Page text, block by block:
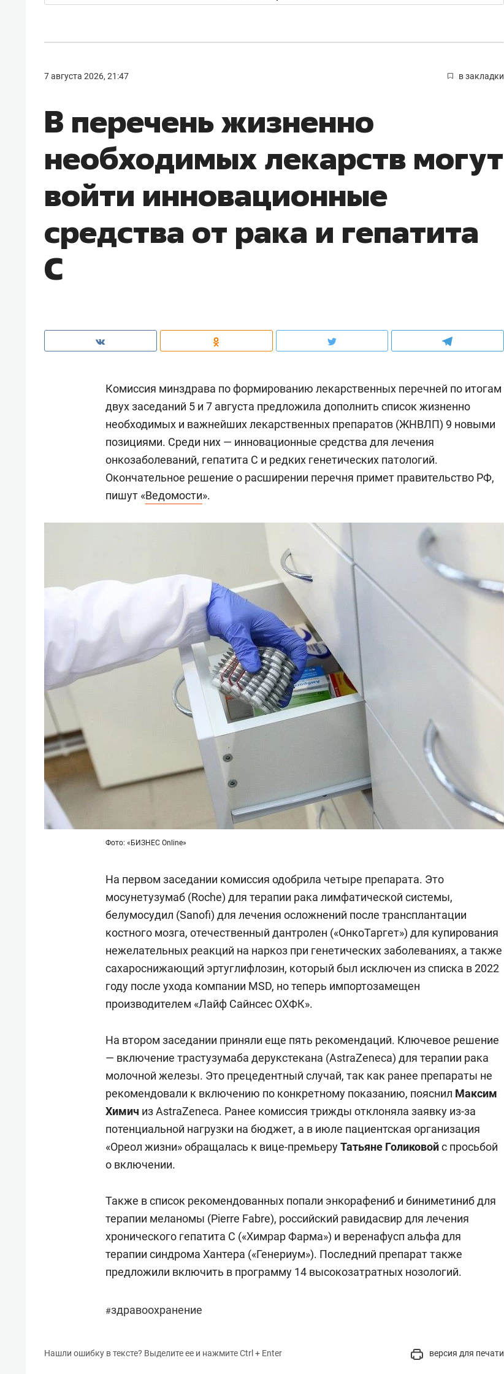
7 августа 2026, 21:47 в закладки
В перечень жизненно
необходимых лекарств могут
войти инновационные
средства от рака и гепатита
С
Комиссия минздрава по формированию лекарственных перечней по итогам
двух заседаний 5 и 7 августа предложила дополнить список жизненно
необходимых и важнейших лекарственных препаратов (ЖНВЛП) 9 новыми
позициями. Среди них — инновационные средства для лечения
онкозаболеваний, гепатита С и редких генетических патологий.
Окончательное решение о расширении перечня примет правительство РФ,
пишут «Ведомости».
Фото: «БИЗНЕС Online»
На первом заседании комиссия одобрила четыре препарата. Это
мосунетузумаб (Roche) для терапии рака лимфатической системы,
белумосудил (Sanofi) для лечения осложнений после трансплантации
костного мозга, отечественный дантролен («ОнкоТаргет») для купирования
нежелательных реакций на наркоз при генетических заболеваниях, а также
сахароснижающий эртуглифлозин, который был исключен из списка в 2022
году после ухода компании MSD, но теперь импортозамещен
производителем «Лайф Сайнсес ОХФК».
На втором заседании приняли еще пять рекомендаций. Ключевое решение
— включение трастузумаба дерукстекана (AstraZeneca) для терапии рака
молочной железы. Это прецедентный случай, так как ранее препараты не
рекомендовали к включению по конкретному показанию, пояснил Максим
Химич из AstraZeneca. Ранее комиссия трижды отклоняла заявку из-за
потенциальной нагрузки на бюджет, а в июле пациентская организация
«Ореол жизни» обращалась к вице-премьеруТатьяне Голиковойс просьбой
о включении.
Также в список рекомендованных попали энкорафениб и биниметиниб для
терапии меланомы (Pierre Fabre), российский равидасвир для лечения
хронического гепатита С («Химрар Фарма») и веренафусп альфа для
терапии синдрома Хантера («Генериум»). Последний препарат также
предложили включить в программу 14 высокозатратных нозологий.
#здравоохранение
Нашли ошибку в тексте? Выделите ее и нажмите Ctrl + Enter версия для печати